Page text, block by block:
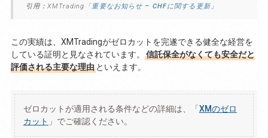
引用：XMTrading「重要なお知らせ – CHFに関する更新」
この実績は、XMTradingがゼロカットを完遂できる健全な経営を
している証明と見なされています。
信託保全がなくても安全だと
評価される主要な理由といえます。
ゼロカットが適用される条件などの詳細は、「 XMのゼロ
カット 」でご確認ください。